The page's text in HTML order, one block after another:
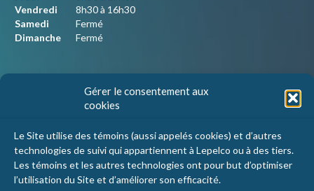
Gérer le consentement aux
cookies
Le Site utilise des témoins (aussi appelés cookies) et d’autres
technologies de suivi qui appartiennent à Lepelco ou à des tiers.
Les témoins et les autres technologies ont pour but d’optimiser
l’utilisation du Site et d’améliorer son efficacité.
Vendredi
8h30 à 16h30
Samedi
Fermé
Dimanche
Fermé
Nous joindre
Saint-Mathieu-de-Beloeil, Qc
J3G 0R2
1 800 467-5067